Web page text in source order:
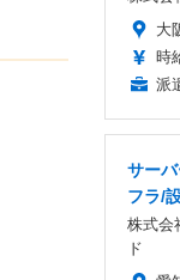
大
時
派
サー
フラ/
株式会
ド